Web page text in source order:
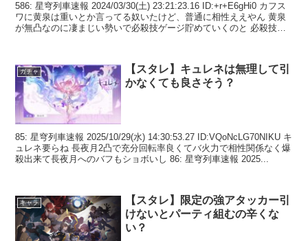
586: 星穹列車速報 2024/03/30(土) 23:21:23.16 ID:+r+E6gHi0 カフス
ワに黄泉は重いとか言ってる奴いたけど、普通に相性ええやん 黄泉
が無凸なのに凄まじい勢いで必殺技ゲージ貯めていくのと 必殺技火
ガチャ
【スタレ】キュレネは無理して引
かなくても良さそう？
85: 星穹列車速報 2025/10/29(水) 14:30:53.27 ID:VQoNcLG70NIKU キ
ュレネ要らね 長夜月2凸で充分回転率良くてバ火力で相性関係なく爆
殺出来て長夜月へのバフもショボいし 86: 星穹列車速報 2025...
キャラ
【スタレ】限定の強アタッカー引
けないとパーティ組むの辛くな
い？